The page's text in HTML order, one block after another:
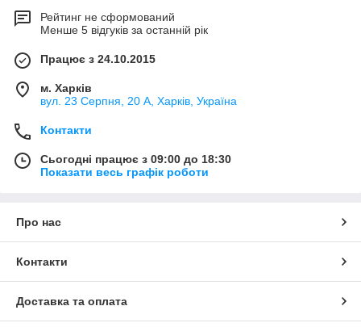
конкретного типу приміщення, відвідайте розділ
рішення
Так само рекомендуємо відвідати розділ
відповіді на найбільш
телефонами, вказаними в розділі
. Також можна
скористатися формою зворотного зв'язку, щоб
Рейтинг не сформований
Менше 5 відгуків за останній рік
Працює з 24.10.2015
м. Харків
вул. 23 Серпня, 20 А, Харків, Україна
Контакти
Сьогодні працює з 09:00 до 18:30
Показати весь графік роботи
Про нас
Контакти
Доставка та оплата